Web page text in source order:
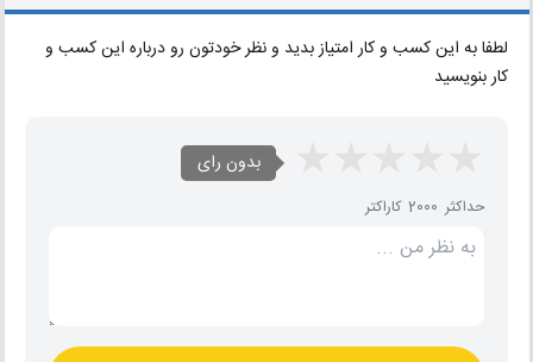
لطفا به این کسب و کار امتیاز بدید و نظر خودتون رو درباره این کسب و
کار بنویسید
بدون رای
حداکثر 2000 کاراکتر